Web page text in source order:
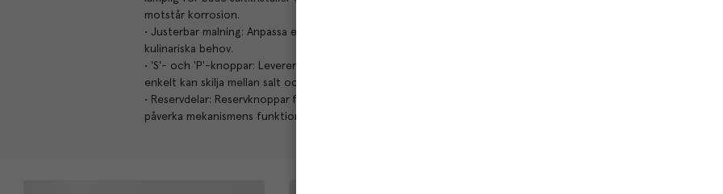
motstår korrosion.
• Justerbar malning: Anpassa enkelt grovleken på ditt salt och peppar för att passa olika
kulinariska behov.
• 'S'- och 'P'-knoppar: Levereras med både 'S'- och 'P'-graverade knoppar, vilket gör att du
enkelt kan skilja mellan salt och peppar för extra bekvämlighet.
• Reservdelar: Reservknoppar finns här. Dra inte åt knoppen för hårt eftersom det kommer att
påverka mekanismens funktion.